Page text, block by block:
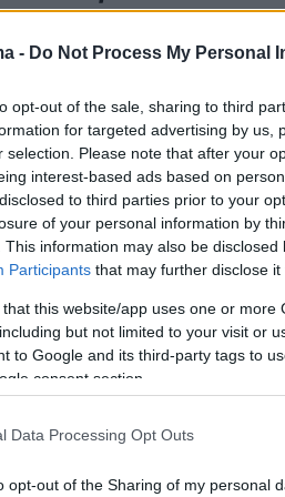
- Do Not Process My Personal
opt-out of the sale, sharing to third
for targeted advertising by us,
selection. Please note that after your
interest-based ads based on
to third parties prior to your
of your personal information by
This information may also be
Participants that may further disclose it
that this website/app uses one or
but not limited to your visit or
to Google and its third-party tags to
consent section.
Data Processing Opt Outs
opt-out of the Sharing of my personal
οι καταγγελίες γονέων
και σε δημοτικές αθλητικές
16 εκατ. για
ο Μαργαρίτης
για να
ψαράδες»
Κερατσινίου μαζί με τον